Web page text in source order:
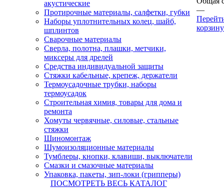
акустические
Протирочные материалы, салфетки, губки
Наборы уплотнительных колец, шайб,
шплинтов
Сварочные материалы
Сверла, полотна, плашки, метчики,
миксеры для дрелей
Средства индивидуальной защиты
Стяжки кабельные, крепеж, держатели
Термоусадочные трубки, наборы
термоусадок
Строительная химия, товары для дома и
ремонта
Хомуты червячные, силовые, стальные
стяжки
Шиномонтаж
Шумоизоляционные материалы
Тумблеры, кнопки, клавиши, выключатели
Смазки и смазочные материалы
Упаковка, пакеты, зип-локи (грипперы)
ПОСМОТРЕТЬ ВЕСЬ КАТАЛОГ
—
корзину